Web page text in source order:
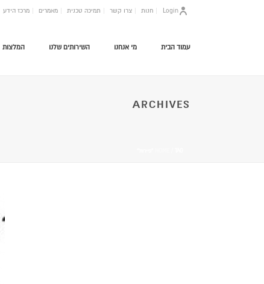
חנות צרו קשר תמיכה טכנית מאמרים מרכז הידע Login
המלצות השירותים שלנו מי אנחנו עמוד הבית
ARCHIVES